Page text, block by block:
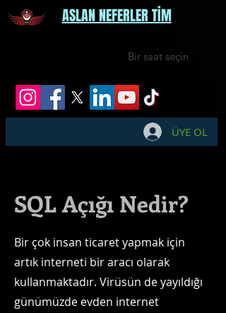
ASLAN NEFERLER TİM
Bir saat seçin
ÜYE OL
SQL Açığı Nedir?
Bir çok insan ticaret yapmak için
artık interneti bir aracı olarak
kullanmaktadır. Virüsün de yayıldığı
günümüzde evden internet